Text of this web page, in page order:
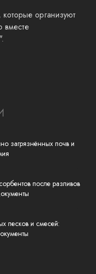
организуют
вместе
.
загрязнённых почв и
после разливов
песков и смесей: